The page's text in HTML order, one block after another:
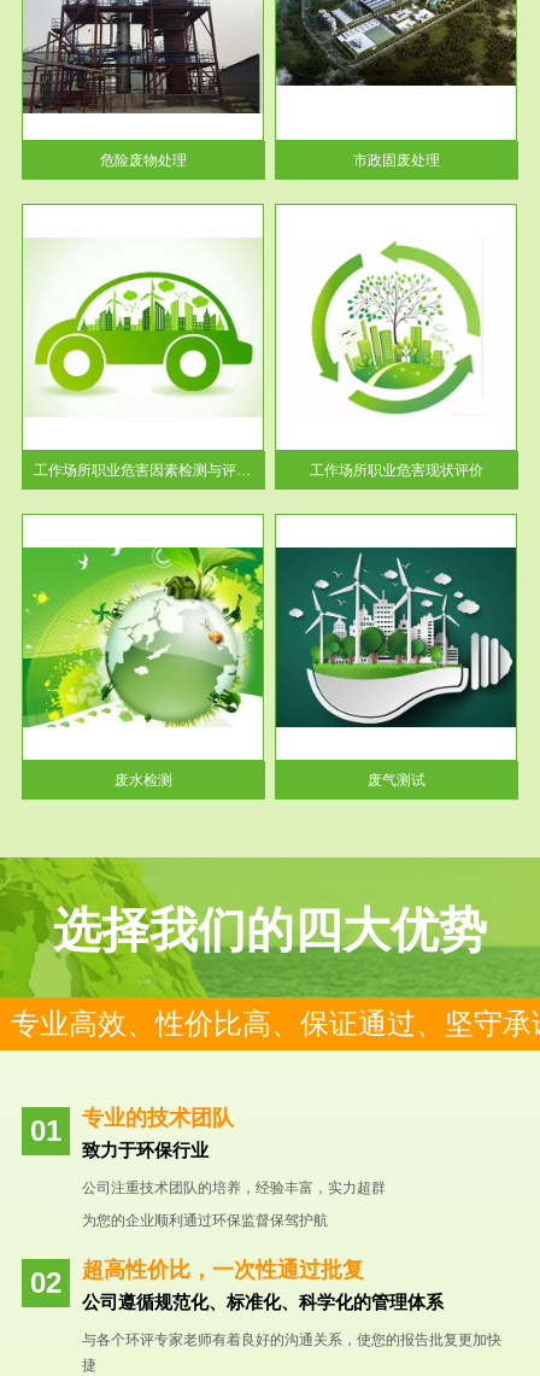
危险废物处理
市政固废处理
蔚蓝生态环境科技所从事的市政
废物处理业务包括市政废物的处
理处...
市政固废处理
工作场所职业危害因素检测与评价...
服务范围
工作场所职业危害现状评价
【现状评价意义】：具体因素---
-通过质谱分析等多种手段明确
工作场...
工作场所职业危害现状评价
废水检测
服务范围
废气测试
检测范围工业废气检测包括有机
废气和无机废气。有机废气主要
包括...
废气测试
选择我们的四大优势
专业高效、性价比高、保证通过、坚守承
专业的技术团队
致力于环保行业
公司注重技术团队的培养，经验丰富，实力超群
为您的企业顺利通过环保监督保驾护航
超高性价比，一次性通过批复
公司遵循规范化、标准化、科学化的管理体系
与各个环评专家老师有着良好的沟通关系，使您的报告批复更加快
捷